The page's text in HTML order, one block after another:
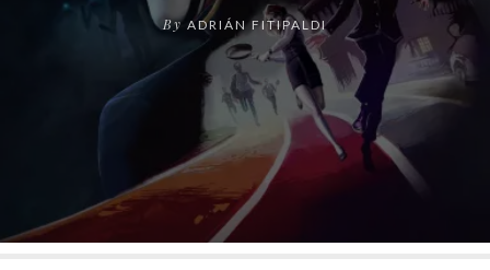
By ADRIÁN FITIPALDI